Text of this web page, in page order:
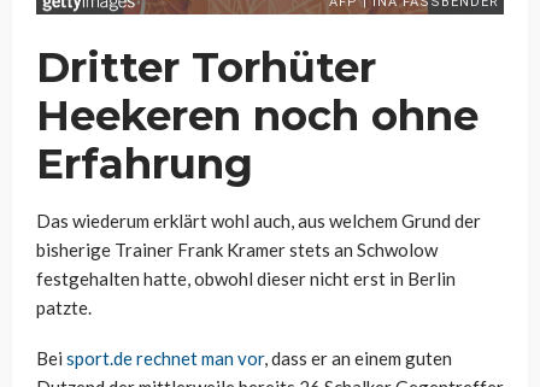
Dritter Torhüter
Heekeren noch ohne
Erfahrung
Das wiederum erklärt wohl auch, aus welchem Grund der
bisherige Trainer Frank Kramer stets an Schwolow
festgehalten hatte, obwohl dieser nicht erst in Berlin
patzte.
Bei sport.de rechnet man vor, dass er an einem guten